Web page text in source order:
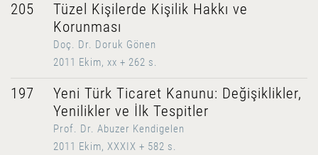
205
Tüzel Kişilerde Kişilik Hakkı ve
Korunması
Doç. Dr. Doruk Gönen
2011 Ekim, xx + 262 s.
197
Yeni Türk Ticaret Kanunu: Değişiklikler,
Yenilikler ve İlk Tespitler
Prof. Dr. Abuzer Kendigelen
2011 Ekim, XXXIX + 582 s.